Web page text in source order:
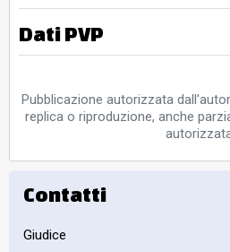
Dati PVP
Pubblicazione autorizzata
replica o riproduzione, anche
Contatti
Giudice